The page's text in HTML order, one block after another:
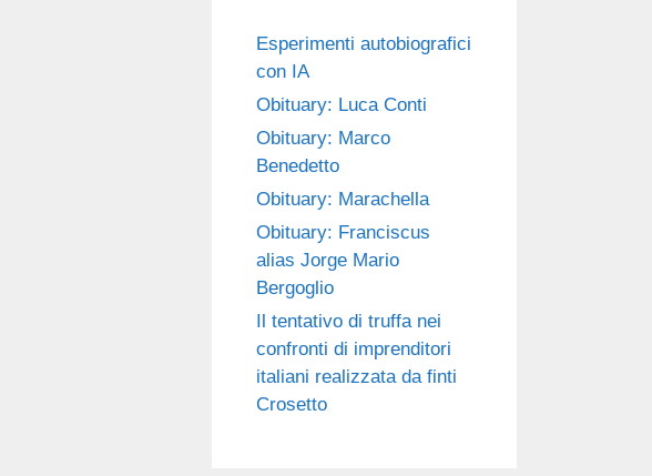
Esperimenti autobiografici
con IA
Obituary: Luca Conti
Obituary: Marco
Benedetto
Obituary: Marachella
Obituary: Franciscus
alias Jorge Mario
Bergoglio
Il tentativo di truffa nei
confronti di imprenditori
italiani realizzata da finti
Crosetto